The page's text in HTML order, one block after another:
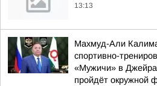
13:13
Махмуд-Али
спортивно-
«Мужичи» в
пройдёт окружной